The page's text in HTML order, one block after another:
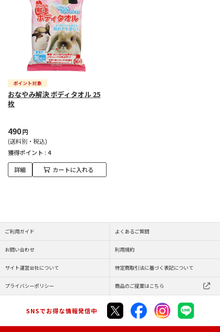
おなやみ解決 ボディタオル 25
枚
490円
(送料別・税込)
獲得ポイント : 4
詳細 カートに入れる
ご利用ガイド よくあるご質問
お問い合わせ 利用規約
サイト運営会社について 特定商取引法に基づく表記について
プライバシーポリシー 商品のご提案はこちら
SNSでお得な情報発信中